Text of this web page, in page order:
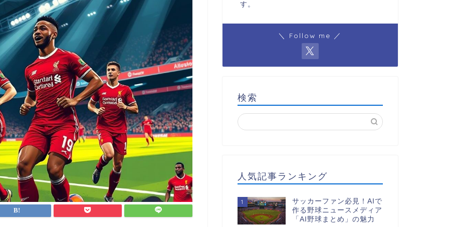
す。
＼ Follow me ／
検索
人気記事ランキング
1
サッカーファン必見！AIで
作る野球ニュースメディア
「AI野球まとめ」の魅力